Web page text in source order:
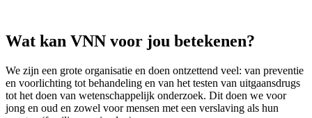
Wat kan VNN voor jou betekenen?
We zijn een grote organisatie en doen ontzettend veel: van preventie
en voorlichting tot behandeling en van het testen van uitgaansdrugs
tot het doen van wetenschappelijk onderzoek. Dit doen we voor
jong en oud en zowel voor mensen met een verslaving als hun